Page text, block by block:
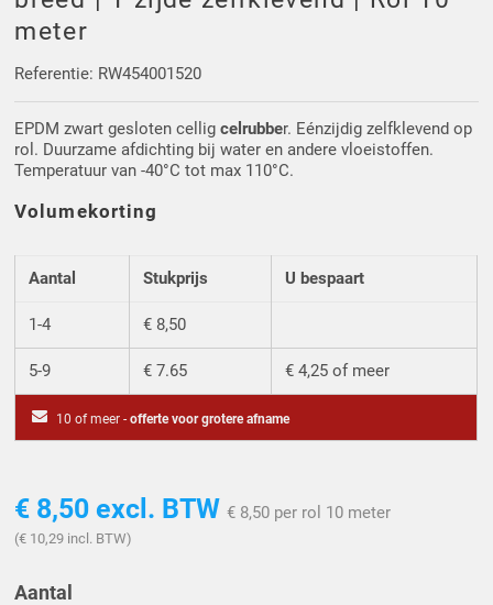
Driehoek/Wig profielen
Silicone U Profielen
Luikenpakking
Oploopprofielen
Hoekprofielen
O-ringen
meter
Referentie: RW454001520
EPDM zwart gesloten celligcelrubber. Eénzijdig zelfklevend op
rol. Duurzame afdichting bij water en andere vloeistoffen.
Temperatuur van -40°C tot max 110°C.
Volumekorting
Aantal Stukprijs U bespaart
1-4 € 8,50
5-9 € 7.65 € 4,25 of meer
10 of meer -offerte voor grotere afname
€ 8,50 excl. BTW € 8,50 per rol 10 meter
(€ 10,29 incl. BTW)
Aantal